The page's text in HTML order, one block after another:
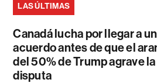
LAS ÚLTIMAS
Canadá lucha por llegar a un
acuerdo antes de que el
del 50% de Trump agrave la
disputa